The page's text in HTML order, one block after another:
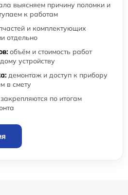
выясняем причину поломки и
к работам
и комплектующих
отдельно
объём и стоимость работ
устройству
демонтаж и доступ к прибору
в смету
по итогам